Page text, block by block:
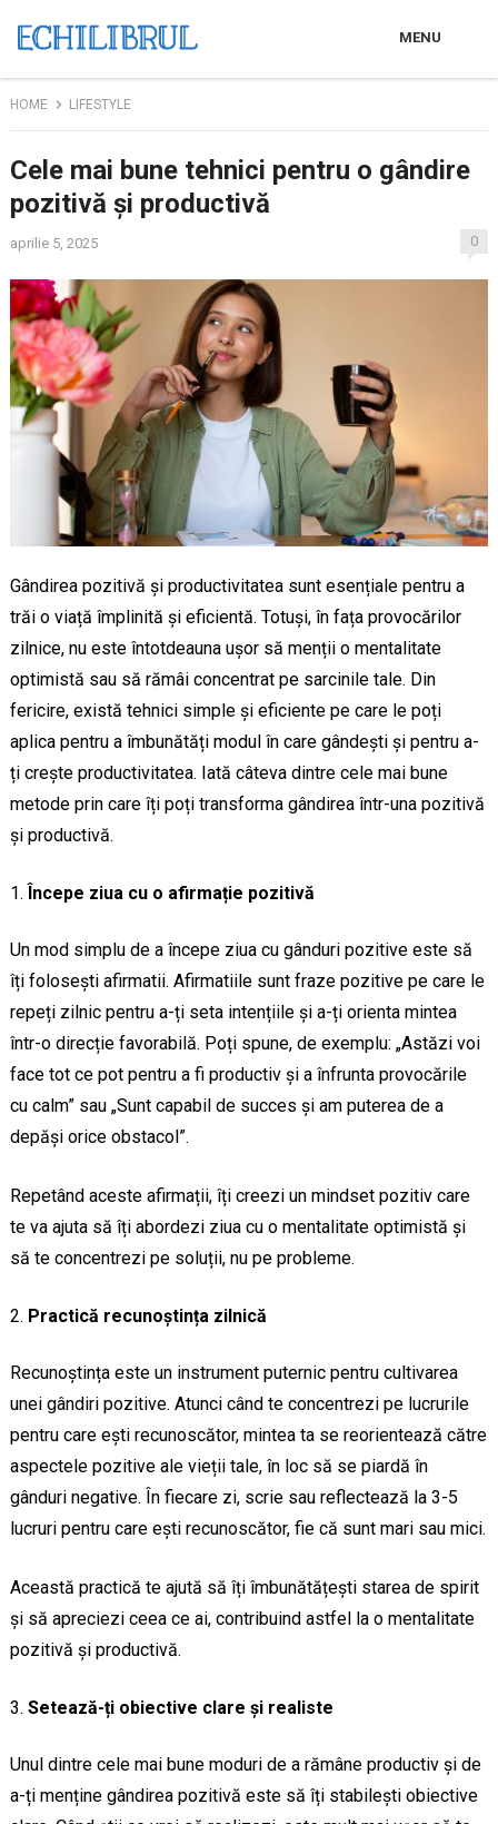
MENU
HOME LIFESTYLE
Cele mai bune tehnici pentru o gândire
pozitivă și productivă
aprilie 5, 2025 0
Gândirea pozitivă și productivitatea sunt esențiale pentru a
trăi o viață împlinită și eficientă. Totuși, în fața provocărilor
zilnice, nu este întotdeauna ușor să menții o mentalitate
optimistă sau să rămâi concentrat pe sarcinile tale. Din
fericire, există tehnici simple și eficiente pe care le poți
aplica pentru a îmbunătăți modul în care gândești și pentru a-
ți crește productivitatea. Iată câteva dintre cele mai bune
metode prin care îți poți transforma gândirea într-una pozitivă
și productivă.
Începe ziua cu o afirmație pozitivă
Un mod simplu de a începe ziua cu gânduri pozitive este să
îți folosești afirmatii. Afirmatiile sunt fraze pozitive pe care le
repeți zilnic pentru a-ți seta intențiile și a-ți orienta mintea
într-o direcție favorabilă. Poți spune, de exemplu: „Astăzi voi
face tot ce pot pentru a fi productiv și a înfrunta provocările
cu calm” sau „Sunt capabil de succes și am puterea de a
depăși orice obstacol”.
Repetând aceste afirmații, îți creezi un mindset pozitiv care
te va ajuta să îți abordezi ziua cu o mentalitate optimistă și
să te concentrezi pe soluții, nu pe probleme.
Practică recunoștința zilnică
Recunoștința este un instrument puternic pentru cultivarea
unei gândiri pozitive. Atunci când te concentrezi pe lucrurile
pentru care ești recunoscător, mintea ta se reorientează către
aspectele pozitive ale vieții tale, în loc să se piardă în
gânduri negative. În fiecare zi, scrie sau reflectează la 3-5
lucruri pentru care ești recunoscător, fie că sunt mari sau mici.
Această practică te ajută să îți îmbunătățești starea de spirit
și să apreciezi ceea ce ai, contribuind astfel la o mentalitate
pozitivă și productivă.
Setează-ți obiective clare și realiste
Unul dintre cele mai bune moduri de a rămâne productiv și de
a-ți menține gândirea pozitivă este să îți stabilești obiective